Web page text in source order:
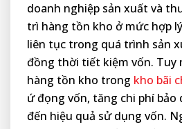
doanh nghiệp sản xuất và
trì hàng tồn kho ở mức hợp
liên tục trong quá trình sản
đồng thời tiết kiệm vốn. Tuy
hàng tồn kho trong kho bãi
ứ đọng vốn, tăng chi phí bảo
đến hiệu quả sử dụng vốn.